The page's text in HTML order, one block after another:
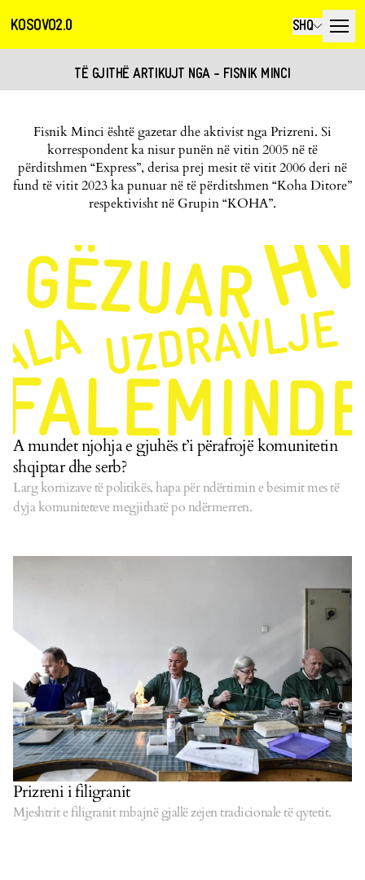
KOSOVO2.0 SHQ
TË GJITHË ARTIKUJT NGA - FISNIK MINCI
Fisnik Minci është gazetar dhe aktivist nga Prizreni. Si
korrespondent ka nisur punën në vitin 2005 në të
përditshmen “Express”, derisa prej mesit të vitit 2006 deri në
fund të vitit 2023 ka punuar në të përditshmen “Koha Ditore”
respektivisht në Grupin “KOHA”.
A mundet njohja e gjuhës t’i përafrojë komunitetin
shqiptar dhe serb?
Larg kornizave të politikës, hapa për ndërtimin e besimit mes të
dyja komuniteteve megjithatë po ndërmerren.
Prizreni i filigranit
Mjeshtrit e filigranit mbajnë gjallë zejen tradicionale të qytetit.